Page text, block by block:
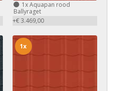
1xAquapan rood
Ballyraget
+€ 3.469,00
1x